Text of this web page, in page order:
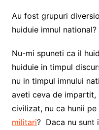
Au fost grupuri
huiduie imnul national?
Nu-mi spuneti ca il
huiduie in timpul
nu in timpul imnului
aveti ceva de impartit,
civilizat, nu ca hunii pe
militari? Daca nu sunt